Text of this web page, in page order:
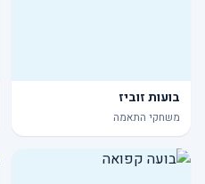
בועות זוביז
משחקי התאמה